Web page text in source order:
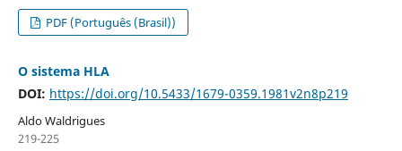
PDF (Português (Brasil))
O sistema HLA
DOI: https://doi.org/10.5433/1679-0359.1981v2n8p219
Aldo Waldrigues
219-225